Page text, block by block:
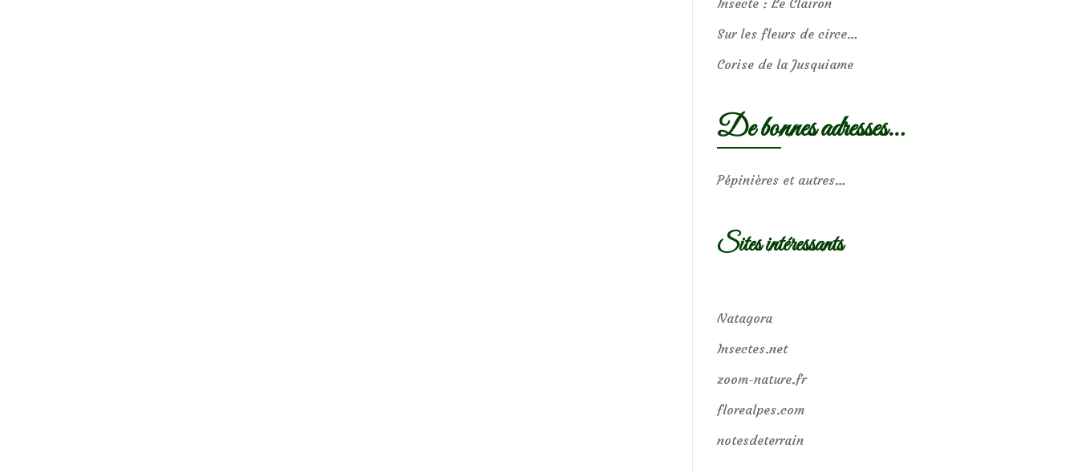
Insecte : Le Clairon
Sur les fleurs de circe…
Corise de la Jusquiame
De bonnes adresses…
Pépinières et autres…
Sites intéressants
Natagora
Insectes.net
zoom-nature.fr
florealpes.com
notesdeterrain